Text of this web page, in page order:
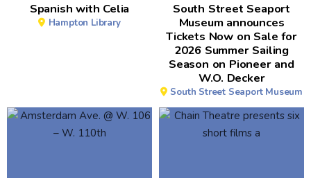
Spanish with Celia
Hampton Library
South Street Seaport
Museum announces
Tickets Now on Sale for
2026 Summer Sailing
Season on Pioneer and
W.O. Decker
South Street Seaport Museum